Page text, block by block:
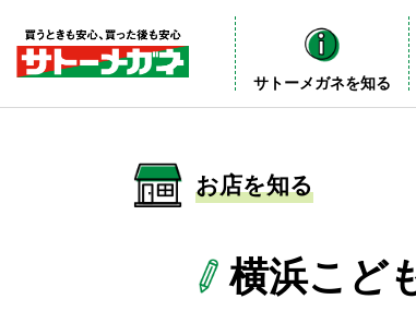
サトーメガネを知る
お店を知る
横浜こど